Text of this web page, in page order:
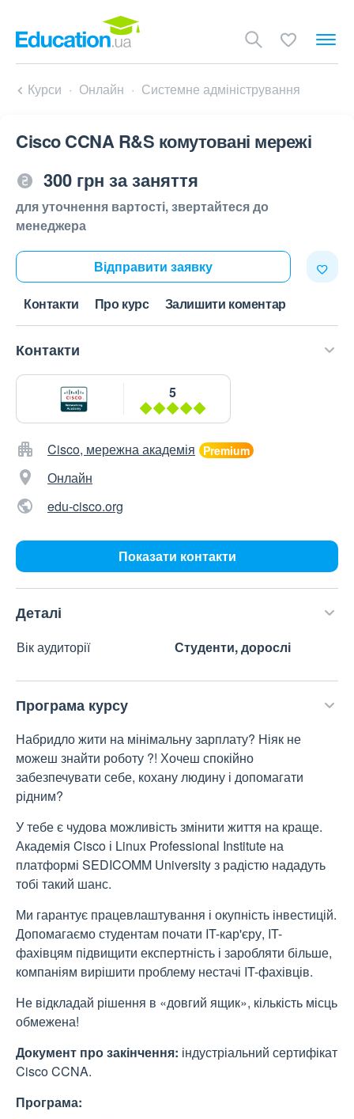
Курси Онлайн Системне адміністрування
Cisco CCNA R&S комутовані мережі
300 грн за заняття
для уточнення вартості, звертайтеся до
менеджера
Відправити заявку
Контакти Про курс Залишити коментар
Контакти
5
Cisco, мережна академія
Онлайн
edu-cisco.org
Показати контакти
Деталі
Вік аудиторії Студенти, дорослі
Програма курсу
Набридло жити на мінімальну зарплату? Ніяк не
можеш знайти роботу ?! Хочеш спокійно
забезпечувати себе, кохану людину і допомагати
рідним?
У тебе є чудова можливість змінити життя на краще.
Академія Cisco і Linux Professional Institute на
платформі SEDICOMM University з радістю нададуть
тобі такий шанс.
Ми гарантує працевлаштування і окупність інвестицій.
Допомагаємо студентам почати IT-кар'єру, IT-
фахівцям підвищити експертність і заробляти більше,
компаніям вирішити проблему нестачі IT-фахівців.
Не відкладай рішення в «довгий ящик», кількість місць
обмежена!
Документ про закінчення: індустріальний сертифікат
Cisco CCNA.
Програма: